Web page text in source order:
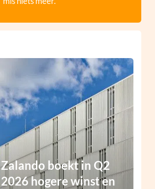
Zalando boekt in Q2
2026 hogere winst en